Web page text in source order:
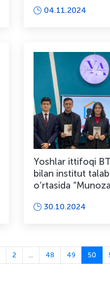
04.11.2024
Yoshlar ittifoqi
bilan institut
o‘rtasida
30.10.2024
2 ... 48 49 50